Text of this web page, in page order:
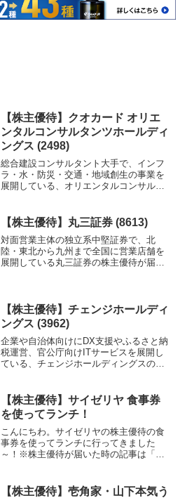
【株主優待】クオカード オリエ
ンタルコンサルタンツホールディ
ングス (2498)
総合建設コンサルタント大手で、インフ
ラ・水・防災・交通・地域創生の事業を
展開している、オリエンタルコンサルタ
【株主優待】丸三証券 (8613)
対面営業主体の独立系中堅証券で、北
陸・東北から九州まで全国に営業店舗を
展開している丸三証券の株主優待が届い
【株主優待】チェンジホールディ
ングス (3962)
企業や自治体向けにDX支援やふるさと納
税運営、官公庁向けITサービスを展開し
ている、チェンジホールディングスの株
【株主優待】サイゼリヤ 食事券
を使ってランチ！
こんにちわ。サイゼリヤの株主優待の食
事券を使ってランチに行ってきました
～！※株主優待が届いた時の記事は「サ
【株主優待】壱角家・山下本気う